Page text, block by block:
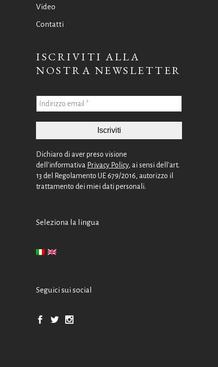
Video
Contatti
ISCRIVITI ALLA
NOSTRA NEWSLETTER
Dichiaro di aver preso visione
dell'informativa Privacy Policy, ai sensi dell'art.
13 del Regolamento UE 679/2016, autorizzo il
trattamento dei miei dati personali.
Seleziona la lingua
Seguici sui social